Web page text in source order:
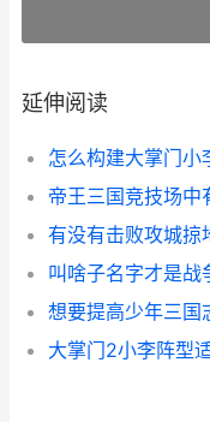
延伸阅读
叫啥子名字才是战